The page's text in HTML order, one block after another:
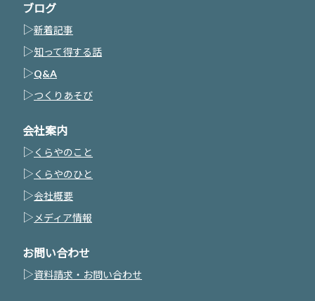
ブログ
▷新着記事
▷知って得する話
▷Q&A
▷つくりあそび
会社案内
▷ くらやのこと
▷ くらやのひと
▷会社概要
▷ メディア情報
お問い合わせ
▷資料請求・お問い合わせ